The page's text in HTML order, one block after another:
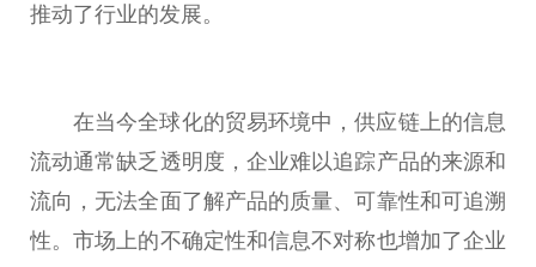
推动了行业的发展。
在当今全球化的贸易环境中，供应链上的信息
流动通常缺乏透明度，企业难以追踪产品的来源和
流向，无法全面了解产品的质量、可靠性和可追溯
性。市场上的不确定性和信息不对称也增加了企业